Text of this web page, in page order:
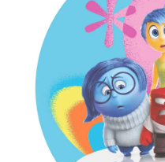
DO KUCHYNĚ
POCHUTINY
ZDRAVÉ PEČENÍ
DÁRKOVÉ POUKAZY